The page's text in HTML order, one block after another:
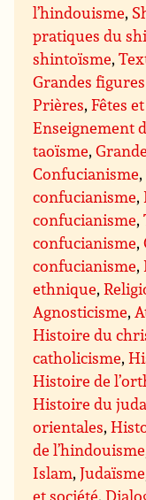
l’hindouisme,
pratiques du
shintoïsme,
Grandes
Prières,Fêtes
Enseignement
taoïsme,
Confucianisme,
confucianisme,
confucianisme,
confucianisme,
confucianisme,
ethnique,
Agnosticisme,
Histoire du
catholicisme,
Histoire de
Histoire du
orientales,
de l’hindouisme
Islam,Judaïsme
et société,